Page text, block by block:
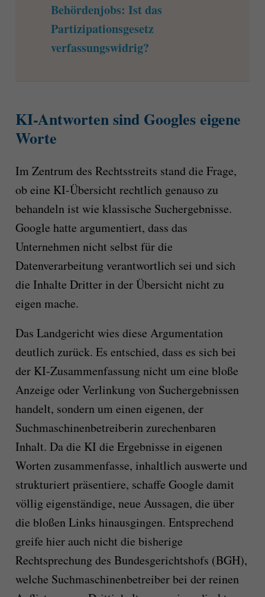
Behördenjobs: Ist das
Partizipationsgesetz
verfassungswidrig?
KI-Antworten sind Googles eigene
Worte
Im Zentrum des Rechtsstreits stand die Frage,
ob eine KI-Übersicht rechtlich genauso zu
behandeln ist wie klassische Suchergebnisse.
Google hatte argumentiert, dass das
Unternehmen nicht selbst für die
Datenverarbeitung verantwortlich sei und sich
die Inhalte Dritter in der Übersicht nicht zu
eigen mache.
Das Landgericht wies diese Argumentation
deutlich zurück. Es entschied, dass es sich bei
der KI-Zusammenfassung nicht um eine bloße
Anzeige oder Verlinkung von Suchergebnissen
handelt, sondern um einen eigenen, der
Suchmaschinenbetreiberin zurechenbaren
Inhalt. Da die KI die Ergebnisse in eigenen
Worten zusammenfasse, inhaltlich auswerte und
strukturiert präsentiere, schaffe Google damit
völlig eigenständige, neue Aussagen, die über
die bloßen Links hinausgingen. Entsprechend
greife hier auch nicht die bisherige
Rechtsprechung des Bundesgerichtshofs (BGH),
welche Suchmaschinenbetreiber bei der reinen